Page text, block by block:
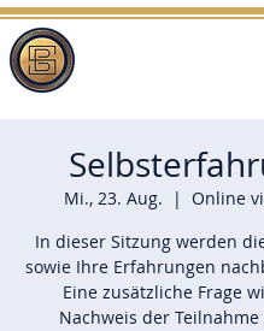
Mi., 23. Aug.
  |
Online
In dieser Sitzung werden
sowie Ihre Erfahrungen
Eine zusätzliche Frage
Nachweis der